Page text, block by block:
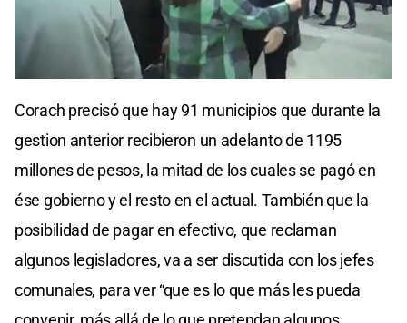
Corach precisó que hay 91 municipios que durante la
gestion anterior recibieron un adelanto de 1195
millones de pesos, la mitad de los cuales se pagó en
ése gobierno y el resto en el actual. También que la
posibilidad de pagar en efectivo, que reclaman
algunos legisladores, va a ser discutida con los jefes
comunales, para ver “que es lo que más les pueda